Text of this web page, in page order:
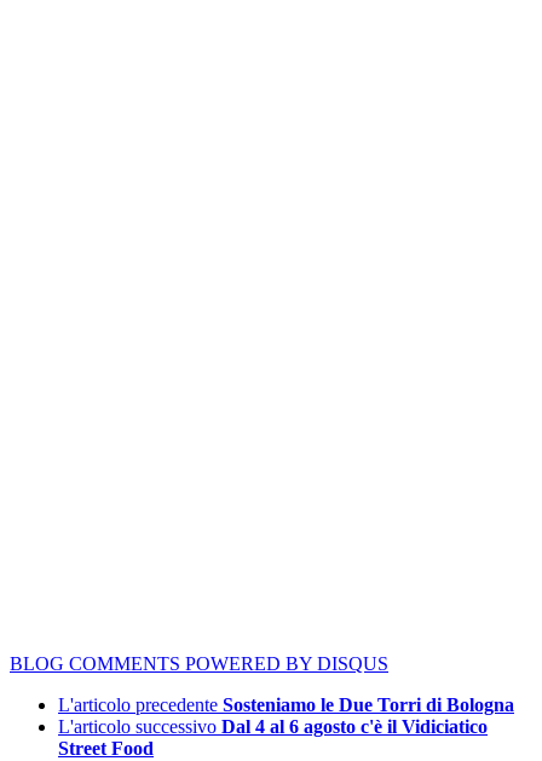
BLOG COMMENTS POWERED BY DISQUS
L'articolo precedente Sosteniamo le Due Torri di Bologna
L'articolo successivo Dal 4 al 6 agosto c'è il Vidiciatico
Street Food